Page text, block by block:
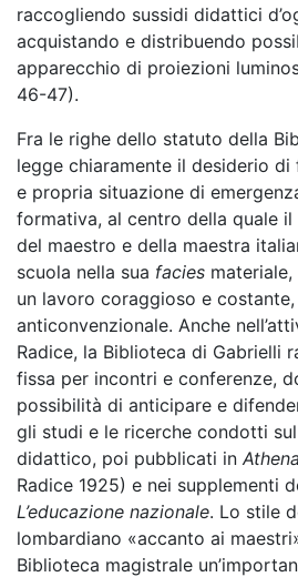
raccogliendo sussidi didattici
acquistando e distribuendo
apparecchio di proiezioni
46-47).
Fra le righe dello statuto della
legge chiaramente il desiderio
e propria situazione di
formativa, al centro della quale
del maestro e della maestra
scuola nella sua facies
un lavoro coraggioso e costante,
anticonvenzionale. Anche
Radice, la Biblioteca di Gabrielli
fissa per incontri e conferenze,
possibilità di anticipare e
gli studi e le ricerche condotti
didattico, poi pubblicati in
Radice 1925) e nei supplementi
L’educazione nazionale. Lo stile
lombardiano «accanto ai
Biblioteca magistrale